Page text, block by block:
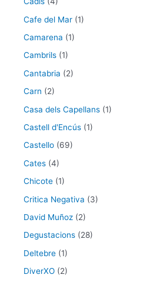
Cafe del Mar (1)
Camarena (1)
Cambrils (1)
Cantabria (2)
Carn (2)
Casa dels Capellans (1)
Castell d'Encús (1)
Castello (69)
Cates (4)
Chicote (1)
Critica Negativa (3)
David Muñoz (2)
Degustacions (28)
Deltebre (1)
DiverXO (2)